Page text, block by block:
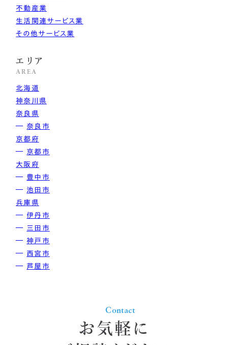
不動産業
生活関連サービス業
その他サービス業
エリア
AREA
北海道
神奈川県
奈良県
奈良市
京都府
京都市
大阪府
豊中市
池田市
兵庫県
伊丹市
三田市
神戸市
西宮市
芦屋市
Contact
お気軽に